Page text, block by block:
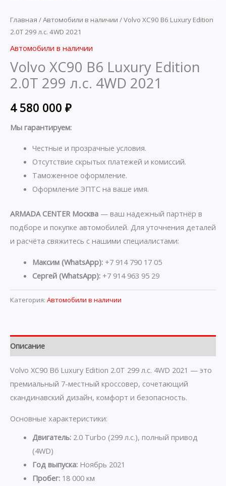
Главная /Автомобили в наличии / Volvo XC90 B6 Luxury Edition
2.0T 299 л.с. 4WD 2021
Автомобили в наличии
Volvo XC90 B6 Luxury Edition
2.0T 299 л.с. 4WD 2021
4 580 000 ₽
Мы гарантируем:
Честные и прозрачные условия.
Отсутствие скрытых платежей и комиссий.
Таможенное оформление.
Оформление ЭПТС на ваше имя.
ARMADA CENTER Москва — ваш надежный партнёр в
подборе и покупке автомобилей. Для уточнения деталей
и расчёта свяжитесь с нашими специалистами:
Максим (WhatsApp):+7 914 790 17 05
Сергей (WhatsApp):+7 914 963 95 29
Категория: Автомобили в наличии
Описание
Volvo XC90 B6 Luxury Edition 2.0T 299 л.с. 4WD 2021 — это
премиальный 7-местный кроссовер, сочетающий
скандинавский дизайн, комфорт и безопасность.
Основные характеристики:
Двигатель:2.0 Turbo (299 л.с.), полный привод
(4WD)
Год выпуска:Ноябрь 2021
Пробег:18 000 км